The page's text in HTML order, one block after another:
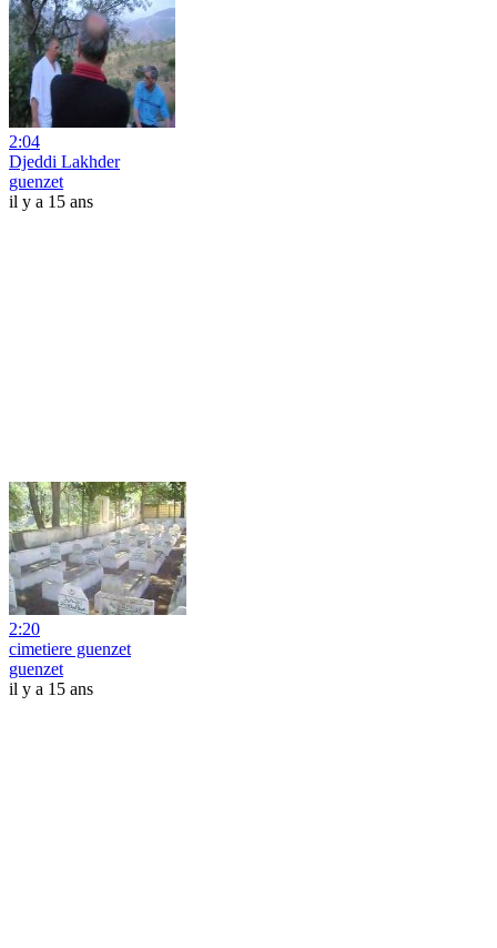
2:04
Djeddi Lakhder
guenzet
il y a 15 ans
2:20
cimetiere guenzet
guenzet
il y a 15 ans